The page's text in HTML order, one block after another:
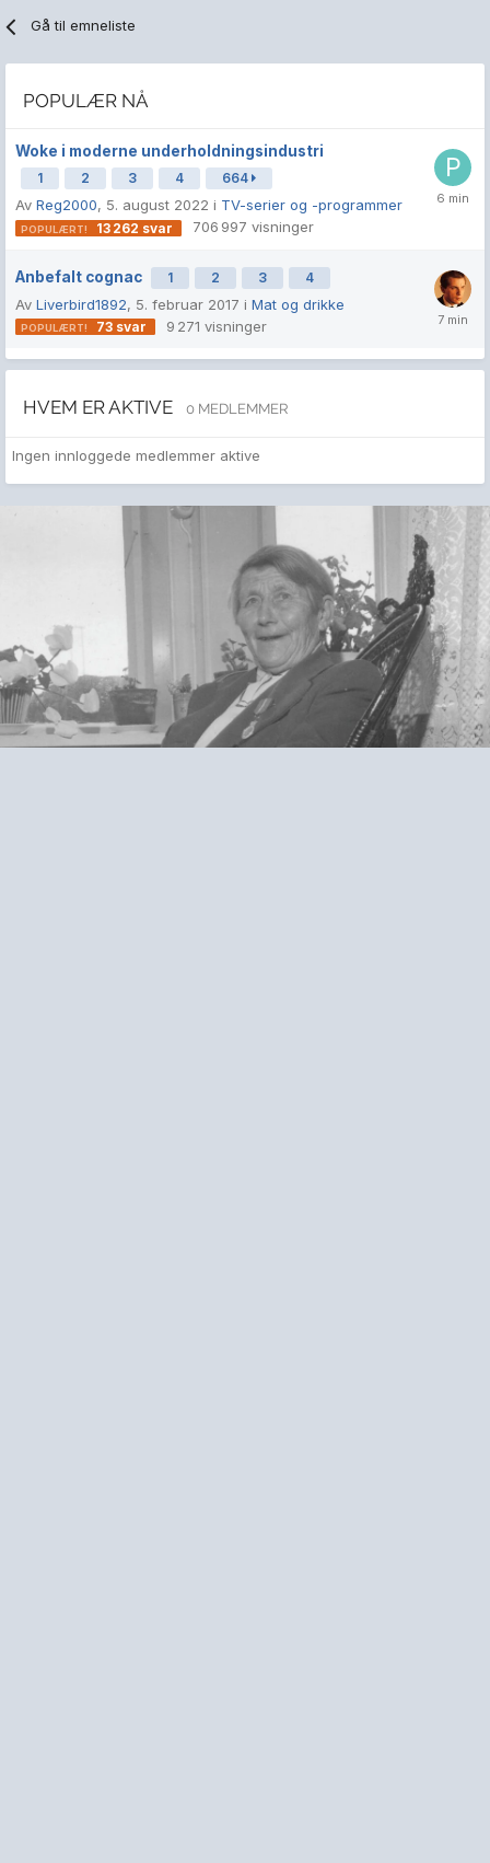
Gå til emneliste
POPULÆR NÅ
Woke i moderne underholdningsindustri
1 2 3 4 664
Av Reg2000, 5. august 2022 i TV-serier og -programmer
13 262 svar 706 997 visninger
Anbefalt cognac 1 2 3 4
Av Liverbird1892, 5. februar 2017 i Mat og drikke
73 svar 9 271 visninger
HVEM ER AKTIVE 0 MEDLEMMER
Ingen innloggede medlemmer aktive